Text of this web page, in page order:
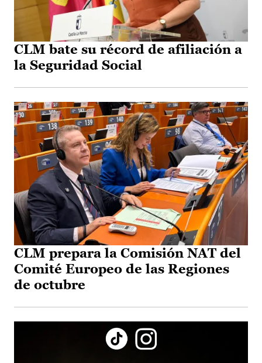
CLM bate su récord de afiliación a
la Seguridad Social
CLM prepara la Comisión NAT del
Comité Europeo de las Regiones
de octubre